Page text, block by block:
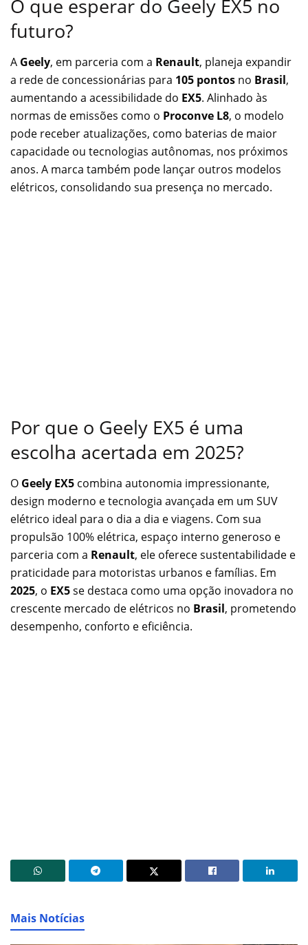
O que esperar do Geely EX5 no
futuro?
A Geely, em parceria com a Renault, planeja expandir
a rede de concessionárias para 105 pontos no Brasil,
aumentando a acessibilidade do EX5. Alinhado às
normas de emissões como o Proconve L8, o modelo
pode receber atualizações, como baterias de maior
capacidade ou tecnologias autônomas, nos próximos
anos. A marca também pode lançar outros modelos
elétricos, consolidando sua presença no mercado.
Por que o Geely EX5 é uma
escolha acertada em 2025?
O Geely EX5 combina autonomia impressionante,
design moderno e tecnologia avançada em um SUV
elétrico ideal para o dia a dia e viagens. Com sua
propulsão 100% elétrica, espaço interno generoso e
parceria com a Renault, ele oferece sustentabilidade e
praticidade para motoristas urbanos e famílias. Em
2025, o EX5se destaca como uma opção inovadora no
crescente mercado de elétricos no Brasil, prometendo
desempenho, conforto e eficiência.
Mais Notícias